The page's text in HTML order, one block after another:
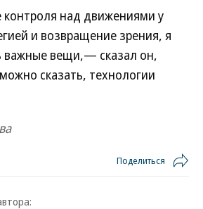
контроля над движениями у
и возвращение зрения, я
важные вещи,— сказал он,
сказать, технологии
Поделиться